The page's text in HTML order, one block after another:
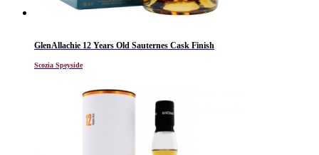
GlenAllachie 12 Years Old Sauternes Cask Finish
Scozia Speyside